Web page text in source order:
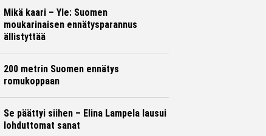
Mikä kaari – Yle: Suomen
moukarinaisen ennätysparannus
ällistyttää
200 metrin Suomen ennätys
romukoppaan
Se päättyi siihen – Elina Lampela lausui
lohduttomat sanat